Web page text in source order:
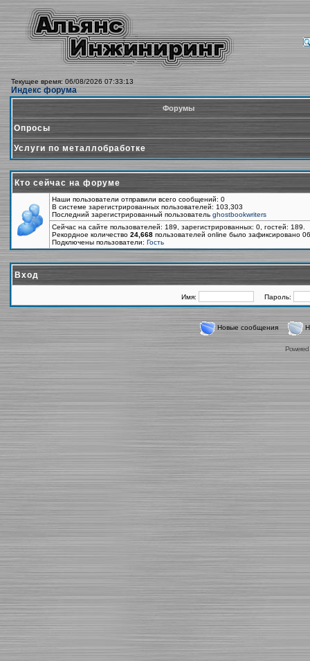
Текущее время: 06/08/2026 07:33:13
Индекс форума
Форумы
Опросы
Услуги по металлобработке
Кто сейчас на форуме
Наши пользователи отправили всего сообщений: 0
В системе зарегистрированных пользователей: 103,303
Последний зарегистрированный пользователь ghostbookwriters
Сейчас на сайте пользователей: 189, зарегистрированных: 0, гостей:
Рекордное количество 24,668 пользователей online было зафиксировано
Подключены пользователи: Гость
Вход
Имя: Пароль:
Новые сообщения